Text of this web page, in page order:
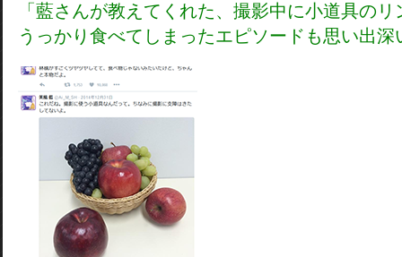
「藍さんが教えてくれた、撮影中に小道具のリ
うっかり食べてしまったエピソードも思い出深